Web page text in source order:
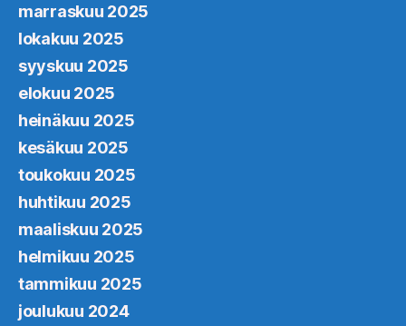
marraskuu 2025
lokakuu 2025
syyskuu 2025
elokuu 2025
heinäkuu 2025
kesäkuu 2025
toukokuu 2025
huhtikuu 2025
maaliskuu 2025
helmikuu 2025
tammikuu 2025
joulukuu 2024